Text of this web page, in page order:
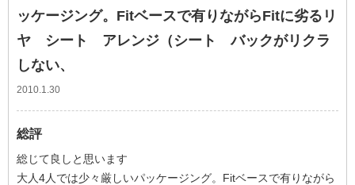
ッケージング。Fitベースで有りながらFitに劣るリ
ヤ シート アレンジ（シート バックがリクラ
しない、
2010.1.30
総評
総じて良しと思います
大人4人では少々厳しいパッケージング。Fitベースで有りながら